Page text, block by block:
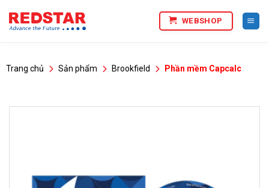
qua
WEBSHOP
Trang chủ Sản phẩm Brookfield Phần mềm Capcalc